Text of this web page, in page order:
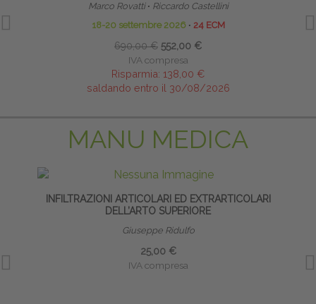
Marco Rovatti ∙ Riccardo Castellini
18-20 settembre 2026 ∙ 24 ECM
690,00 € 552,00 €
IVA compresa
Risparmia: 138,00 €
saldando entro il 30/08/2026
MANU MEDICA
INFILTRAZIONI ARTICOLARI ED EXTRARTICOLARI
DELL’ARTO SUPERIORE
Giuseppe Ridulfo
25,00 €
IVA compresa